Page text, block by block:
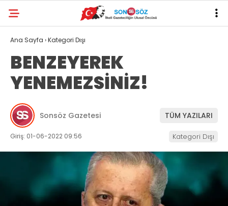
Ana Sayfa ›Kategori Dışı
BENZEYEREK
YENEMEZSİNİZ!
Sonsöz Gazetesi TÜM YAZILARI
Giriş: 01-06-2022 09:56 Kategori Dışı